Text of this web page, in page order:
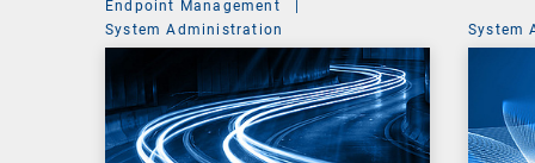
Endpoint Management
System Administration
System